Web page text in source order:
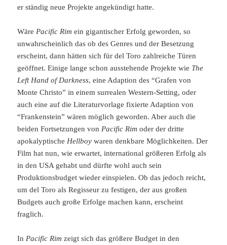
er ständig neue Projekte angekündigt hatte.
Wäre Pacific Rim ein gigantischer Erfolg geworden, so
unwahrscheinlich das ob des Genres und der Besetzung
erscheint, dann hätten sich für del Toro zahlreiche Türen
geöffnet. Einige lange schon ausstehende Projekte wie The
Left Hand of Darkness, eine Adaption des “Grafen von
Monte Christo” in einem surrealen Western-Setting, oder
auch eine auf die Literaturvorlage fixierte Adaption von
“Frankenstein” wären möglich geworden. Aber auch die
beiden Fortsetzungen von Pacific Rim oder der dritte
apokalyptische Hellboy waren denkbare Möglichkeiten. Der
Film hat nun, wie erwartet, international größeren Erfolg als
in den USA gehabt und dürfte wohl auch sein
Produktionsbudget wieder einspielen. Ob das jedoch reicht,
um del Toro als Regisseur zu festigen, der aus großen
Budgets auch große Erfolge machen kann, erscheint
fraglich.
In Pacific Rimzeigt sich das größere Budget in den